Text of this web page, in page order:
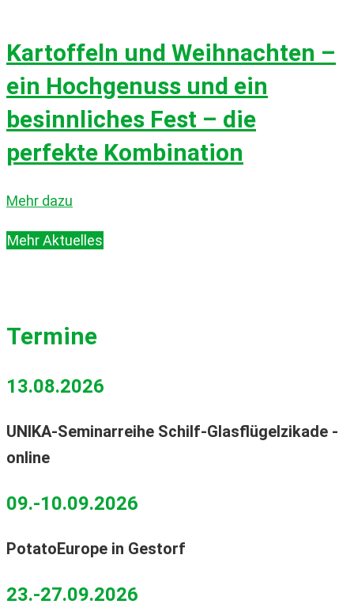
Kartoffeln und Weihnachten –
ein Hochgenuss und ein
besinnliches Fest – die
perfekte Kombination
Mehr dazu
Mehr Aktuelles
Termine
13.08.2026
UNIKA-Seminarreihe Schilf-Glasflügelzikade -
online
09.-10.09.2026
PotatoEurope in Gestorf
23.-27.09.2026